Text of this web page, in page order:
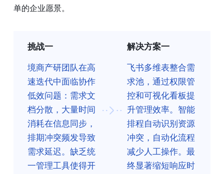
单的企业愿景。
挑战一
境商产研团队在高
速迭代中面临协作
低效问题：需求文
档分散，大量时间
消耗在信息同步，
排期冲突频发导致
需求延迟。缺乏统
一管理工具使得开
解决方案一
飞书多维表整合需
求池，通过权限管
控和可视化看板提
升管理效率。智能
排程自动识别资源
冲突，自动化流程
减少人工操作。最
终显著缩短响应时